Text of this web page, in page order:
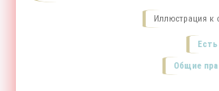
Иллюстрация к
Общие